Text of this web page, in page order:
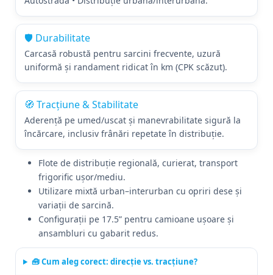
🛡️ Durabilitate
Carcasă robustă pentru sarcini frecvente, uzură
uniformă și randament ridicat în km (CPK scăzut).
🧭 Tracțiune & Stabilitate
Aderență pe umed/uscat și manevrabilitate sigură la
încărcare, inclusiv frânări repetate în distribuție.
Flote de distribuție regională, curierat, transport
frigorific ușor/mediu.
Utilizare mixtă urban–interurban cu opriri dese și
variații de sarcină.
Configurații pe 17.5” pentru camioane ușoare și
ansambluri cu gabarit redus.
🧰 Cum aleg corect: direcție vs. tracțiune?